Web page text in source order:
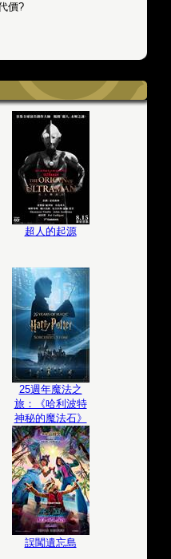
價?
超人的起源
25週年魔法之
旅：《哈利波特
神秘的魔法石》
誤闖遺忘島